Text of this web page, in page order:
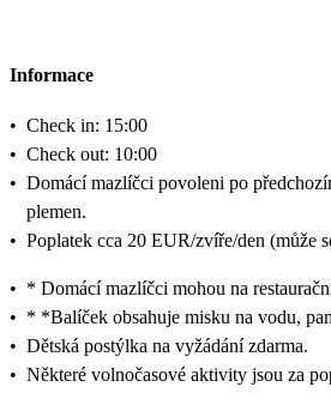
Informace
• Check in: 15:00
• Check out: 10:00
• Domácí mazlíčci povoleni po
plemen.
• Poplatek cca 20 EUR/zvíře/den (může
• * Domácí mazlíčci mohou na
• * *Balíček obsahuje misku na vodu,
• Dětská postýlka na vyžádání zdarma.
• Některé volnočasové aktivity jsou za